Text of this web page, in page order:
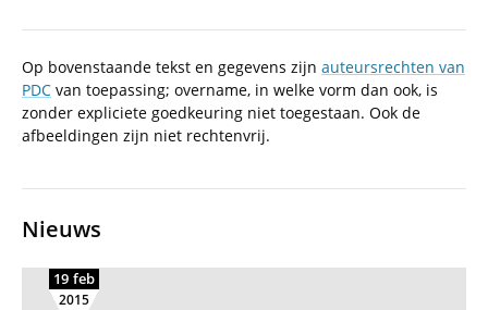
Op bovenstaande tekst en gegevens zijn auteursrechten van
PDC van toepassing; overname, in welke vorm dan ook, is
zonder expliciete goedkeuring niet toegestaan. Ook de
afbeeldingen zijn niet rechtenvrij.
Nieuws
19 feb
2015